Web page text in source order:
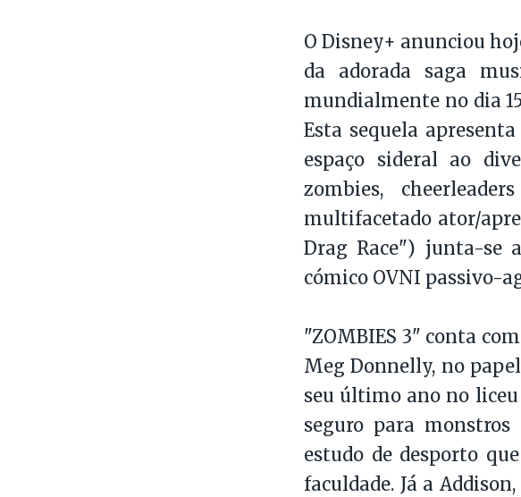
O Disney+ anunciou
da adorada saga
mundialmente no dia
Esta sequela
espaço sideral ao
zombies,
multifacetado ator/
Drag Race") junta-se
cómico OVNI passivo-
"ZOMBIES 3" conta
Meg Donnelly, no
seu último ano no
seguro para
estudo de desporto
faculdade. Já a